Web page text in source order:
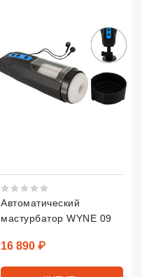
Автоматический
мастурбатор WYNE 09
Цена
16 890 ₽